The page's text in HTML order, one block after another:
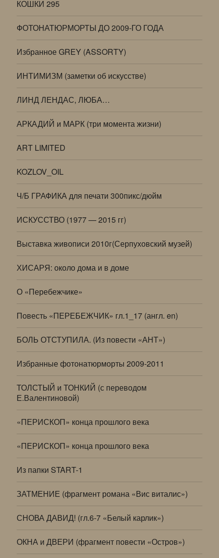
КОШКИ 295
ФОТОНАТЮРМОРТЫ ДО 2009-ГО ГОДА
Избранное GREY (ASSORTY)
ИНТИМИЗМ (заметки об искусстве)
ЛИНД ЛЕНДАС, ЛЮБА…
АРКАДИЙ и МАРК (три момента жизни)
ART LIMITED
KOZLOV_OIL
Ч/Б ГРАФИКА для печати 300пикс/дюйм
ИСКУССТВО (1977 — 2015 гг)
Выставка живописи 2010г(Серпуховский музей)
ХИСАРЯ: около дома и в доме
О «Перебежчике»
Повесть «ПЕРЕБЕЖЧИК» гл.1_17 (англ. en)
БОЛЬ ОТСТУПИЛА. (Из повести «АНТ»)
Избранные фотонатюрморты 2009-2011
ТОЛСТЫЙ и ТОНКИЙ (с переводом
Е.Валентиновой)
«ПЕРИСКОП» конца прошлого века
«ПЕРИСКОП» конца прошлого века
Из папки START-1
ЗАТМЕНИЕ (фрагмент романа «Вис виталис»)
СНОВА ДАВИД! (гл.6-7 «Белый карлик»)
ОКНА и ДВЕРИ (фрагмент повести «Остров»)